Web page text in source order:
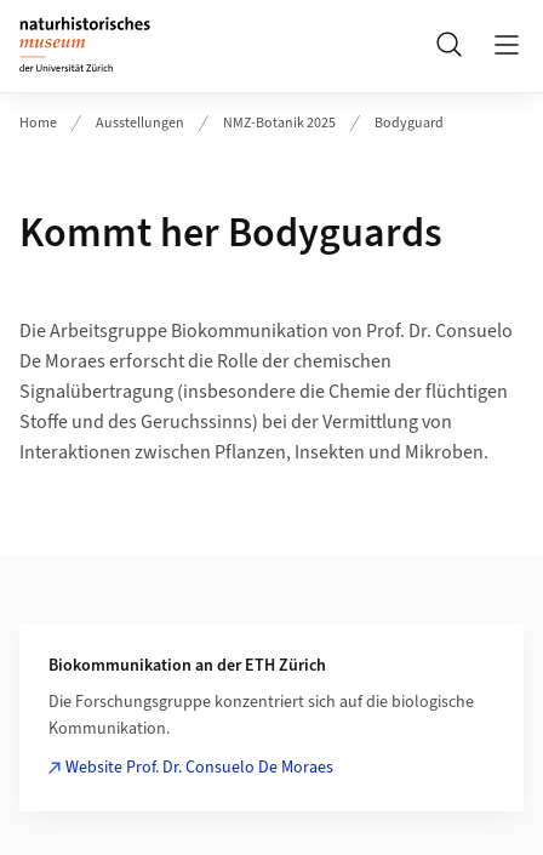
Header
Suche
Home Ausstellungen NMZ-Botanik 2025 Bodyguard
Kommt her Bodyguards
Die Arbeitsgruppe Biokommunikation von Prof. Dr. Consuelo
De Moraes erforscht die Rolle der chemischen
Signalübertragung (insbesondere die Chemie der flüchtigen
Stoffe und des Geruchssinns) bei der Vermittlung von
Interaktionen zwischen Pflanzen, Insekten und Mikroben.
Biokommunikation an der ETH Zürich
Die Forschungsgruppe konzentriert sich auf die biologische
Kommunikation.
Website Prof. Dr. Consuelo De Moraes